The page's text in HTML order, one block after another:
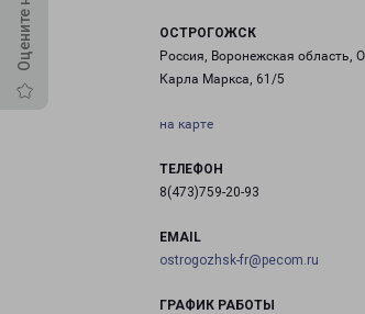
ОСТРОГОЖСК
Россия, Воронежская область,
Карла Маркса, 61/5
на карте
ТЕЛЕФОН
8(473)759-20-93
EMAIL
ostrogozhsk-fr@pecom.ru
ГРАФИК РАБОТЫ